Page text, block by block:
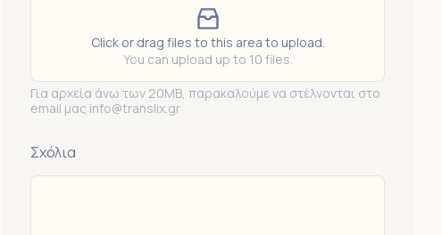
Click or drag files to this area to upload.
You can upload up to 10 files.
Για αρχεία άνω των 20MB, παρακαλούμε να στέλνονται στο
email μας info@translix.gr
Σχόλια